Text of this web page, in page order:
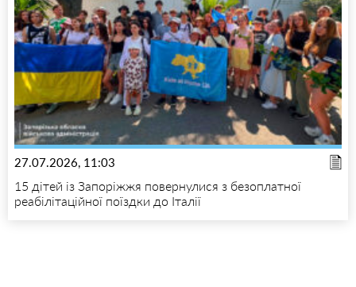
27.07.2026, 11:03
15 дітей із Запоріжжя повернулися з безоплатної
реабілітаційної поїздки до Італії